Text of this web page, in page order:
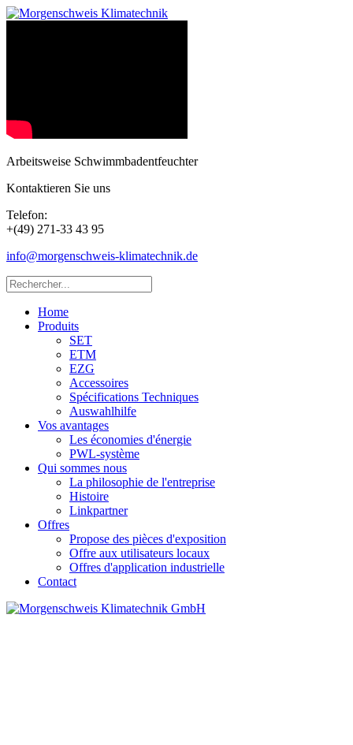
Arbeitsweise Schwimmbadentfeuchter
Kontaktieren Sie uns
Telefon:
+(49) 271-33 43 95
info@morgenschweis-klimatechnik.de
Home
Produits
SET
ETM
EZG
Accessoires
Spécifications Techniques
Auswahlhilfe
Vos avantages
Les économies d'énergie
PWL-système
Qui sommes nous
La philosophie de l'entreprise
Histoire
Linkpartner
Offres
Propose des pièces d'exposition
Offre aux utilisateurs locaux
Offres d'application industrielle
Contact